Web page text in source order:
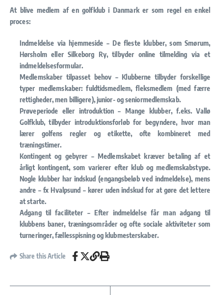
At blive medlem af en golfklub i Danmark er som regel en enkel
proces:
Indmeldelse via hjemmeside – De fleste klubber, som Smørum,
Hørsholm eller Silkeborg Ry, tilbyder online tilmelding via et
indmeldelsesformular.
Medlemskaber tilpasset behov – Klubberne tilbyder forskellige
typer medlemskaber: fuldtidsmedlem, fleksmedlem (med færre
rettigheder, men billigere), junior- og seniormedlemskab.
Prøveperiode eller introduktion– Mange klubber, f.eks. Vallø
Golfklub, tilbyder introduktionsforløb for begyndere, hvor man
lærer golfens regler og etikette, ofte kombineret med
træningstimer.
Kontingent og gebyrer – Medlemskabet kræver betaling af et
årligt kontingent, som varierer efter klub og medlemskabstype.
Nogle klubber har indskud (engangsbeløb ved indmeldelse), mens
andre – fx Hvalpsund – kører uden indskud for at gøre det lettere
at starte.
Adgang til faciliteter – Efter indmeldelse får man adgang til
klubbens baner, træningsområder og ofte sociale aktiviteter som
turneringer, fællesspisning og klubmesterskaber.
Share this Article